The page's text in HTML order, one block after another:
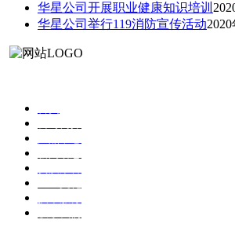
华星公司开展职业健康知识培训
华星公司举行119消防宣传活动2020